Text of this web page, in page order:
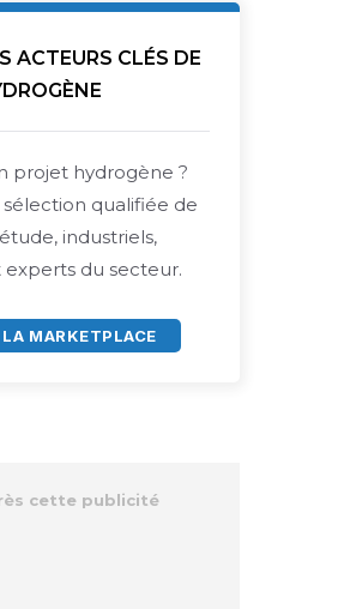
ACTEURS CLÉS DE
projet hydrogène ?
qualifiée de
industriels,
du secteur.
LA MARKETPLACE